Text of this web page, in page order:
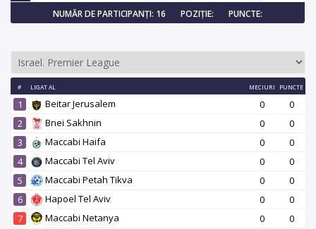
NUMĂR DE PARTICIPANȚI: 16
POZIȚIE: PUNCTE:
# LIGAT AL MECIURI PUNCTE
1 Beitar Jerusalem 0
0
2
Bnei Sakhnin 0
0
3
Maccabi Haifa 0
0
4
Maccabi Tel Aviv 0
0
5
Maccabi Petah Tikva 0
0
6
Hapoel Tel Aviv 0
0
7
Maccabi Netanya 0
0